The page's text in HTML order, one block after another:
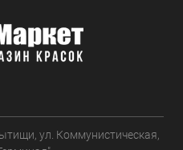
ул. Коммунистическая,